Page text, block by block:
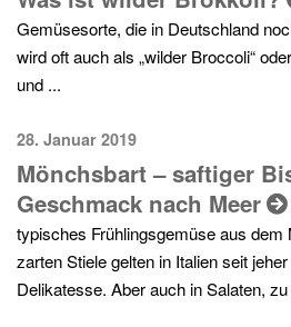
Gemüsesorte, die in Deutschland
wird oft auch als „wilder Broccoli“
und ...
28. Januar 2019
Mönchsbart – saftiger
Geschmack nach Meer
typisches Frühlingsgemüse aus dem
zarten Stiele gelten in Italien seit
Delikatesse. Aber auch in Salaten, zu